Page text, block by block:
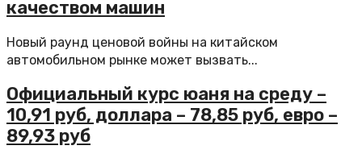
качеством машин
Новый раунд ценовой войны на китайском
автомобильном рынке может вызвать...
Официальный курс юаня на среду –
10,91 руб, доллара – 78,85 руб, евро –
89,93 руб